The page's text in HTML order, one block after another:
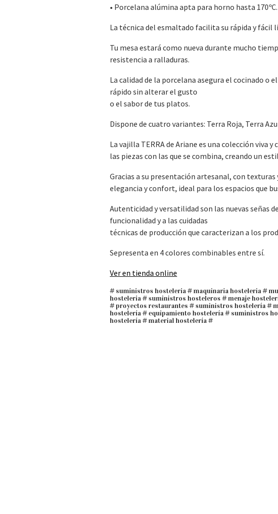
• Porcelana alúmina apta para horno hasta 170ºC.
La técnica del esmaltado facilita su rápida y fácil
Tu mesa estará como nueva durante mucho
resistencia a ralladuras.
La calidad de la porcelana asegura el cocinado o
rápido sin alterar el gusto
o el sabor de tus platos.
Dispone de cuatro variantes: Terra Roja, Terra
La vajilla TERRA de Ariane es una colección viva
las piezas con las que se combina, creando un
Gracias a su presentación artesanal, con
elegancia y confort, ideal para los espacios que
Autenticidad y versatilidad son las nuevas señas
funcionalidad y a las cuidadas
técnicas de producción que caracterizan a los
Sepresenta en 4 colores combinables entre sí.
Ver en tienda online
# suministros hosteleria # maquinaria hosteleria #
hosteleria # suministros hosteleros # menaje
# proyectos restaurantes # suministros hostelería #
hostelería # equipamiento hostelería # suministros
hostelería # material hostelería #